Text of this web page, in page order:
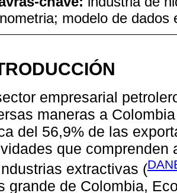
modelo de dados
empresarial
maneras a
del 56,9% de las
que
extractivas (
grande de Colombia,